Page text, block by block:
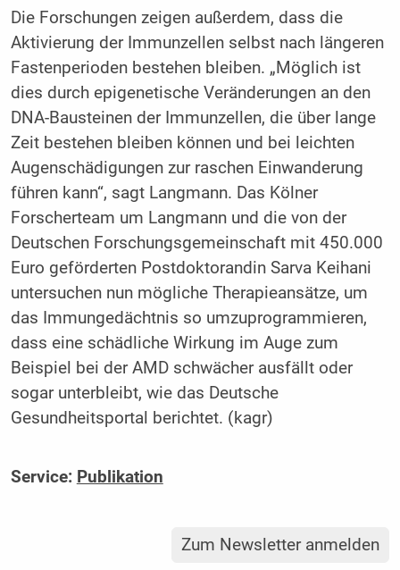
Die Forschungen zeigen außerdem, dass die
Aktivierung der Immunzellen selbst nach längeren
Fastenperioden bestehen bleiben. „Möglich ist
dies durch epigenetische Veränderungen an den
DNA-Bausteinen der Immunzellen, die über lange
Zeit bestehen bleiben können und bei leichten
Augenschädigungen zur raschen Einwanderung
führen kann“, sagt Langmann. Das Kölner
Forscherteam um Langmann und die von der
Deutschen Forschungsgemeinschaft mit 450.000
Euro geförderten Postdoktorandin Sarva Keihani
untersuchen nun mögliche Therapieansätze, um
das Immungedächtnis so umzuprogrammieren,
dass eine schädliche Wirkung im Auge zum
Beispiel bei der AMD schwächer ausfällt oder
sogar unterbleibt, wie das Deutsche
Gesundheitsportal berichtet. (kagr)
Service: Publikation
Zum Newsletter anmelden